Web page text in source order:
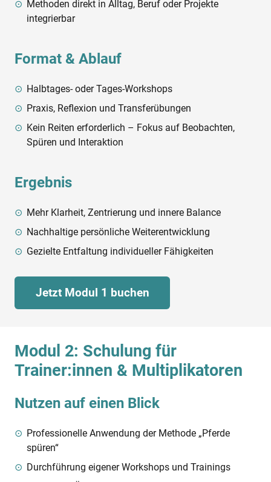
Methoden direkt in Alltag, Beruf oder Projekte
integrierbar
Format & Ablauf
Halbtages- oder Tages-Workshops
Praxis, Reflexion und Transferübungen
Kein Reiten erforderlich – Fokus auf Beobachten,
Spüren und Interaktion
Ergebnis
Mehr Klarheit, Zentrierung und innere Balance
Nachhaltige persönliche Weiterentwicklung
Gezielte Entfaltung individueller Fähigkeiten
Jetzt Modul 1 buchen
Modul 2: Schulung für
Trainer:innen & Multiplikatoren
Nutzen auf einen Blick
Professionelle Anwendung der Methode „Pferde
spüren“
Durchführung eigener Workshops und Trainings